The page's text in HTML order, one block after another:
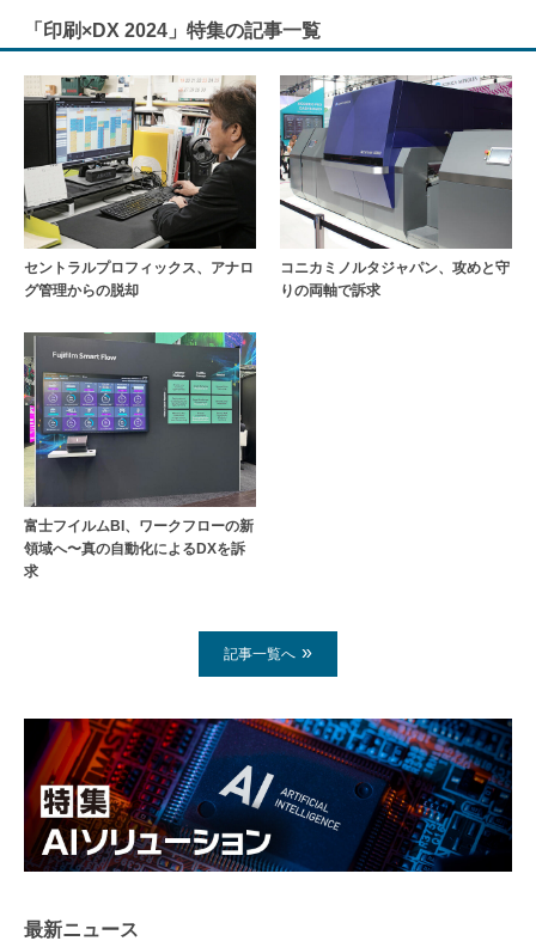
「印刷×DX 2024」特集の記事一覧
セントラルプロフィックス、アナロ
グ管理からの脱却
コニカミノルタジャパン、攻めと守
りの両軸で訴求
富士フイルムBI、ワークフローの新
領域へ〜真の自動化によるDXを訴
求
記事一覧へ
最新ニュース